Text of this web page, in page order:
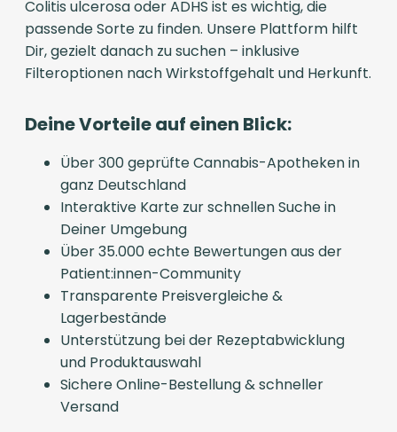
Colitis ulcerosa oder ADHS ist es wichtig, die
passende Sorte zu finden. Unsere Plattform hilft
Dir, gezielt danach zu suchen – inklusive
Filteroptionen nach Wirkstoffgehalt und Herkunft.
Deine Vorteile auf einen Blick:
Über 300 geprüfte Cannabis-Apotheken in
ganz Deutschland
Interaktive Karte zur schnellen Suche in
Deiner Umgebung
Über 35.000 echte Bewertungen aus der
Patient:innen-Community
Transparente Preisvergleiche &
Lagerbestände
Unterstützung bei der Rezeptabwicklung
und Produktauswahl
Sichere Online-Bestellung & schneller
Versand